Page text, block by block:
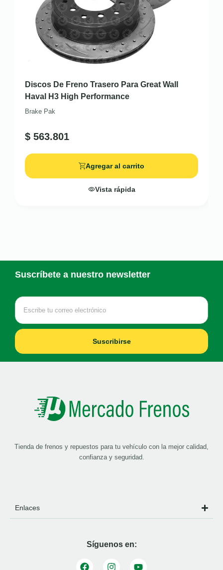
Discos De Freno Trasero Para Great Wall
Haval H3 High Performance
Brake Pak
$ 563.801
Agregar al carrito
Vista rápida
Suscríbete a nuestro newsletter
Suscribirse
Tienda de frenos y repuestos para tu vehículo con la mejor calidad,
confianza y seguridad.
Enlaces
Síguenos en: